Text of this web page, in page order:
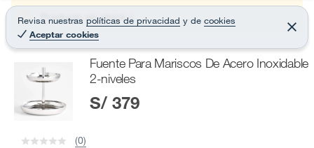
r
c
B
t
Revisa nuestras políticas de privacidad y de cookies
Aceptar cookies
C
e
r
a
r
Producto sin stock :(
Fuente Para Mariscos De Acero Inoxidable
2-niveles
S/ 379
(0)